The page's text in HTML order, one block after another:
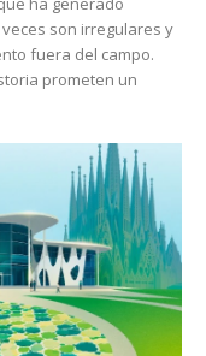
son irregulares y
fuera del campo.
prometen un